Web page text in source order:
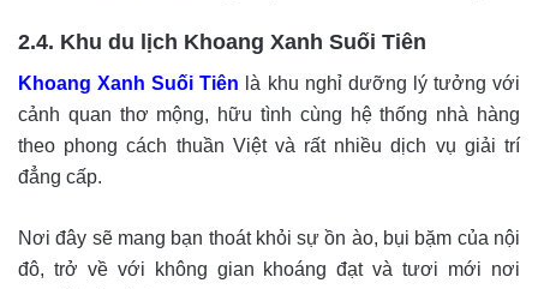
2.4. Khu du lịch Khoang Xanh Suối Tiên
Khoang Xanh Suối Tiên là khu nghỉ dưỡng lý tưởng với
cảnh quan thơ mộng, hữu tình cùng hệ thống nhà hàng
theo phong cách thuần Việt và rất nhiều dịch vụ giải trí
đẳng cấp.
Nơi đây sẽ mang bạn thoát khỏi sự ồn ào, bụi bặm của nội
đô, trở về với không gian khoáng đạt và tươi mới nơi